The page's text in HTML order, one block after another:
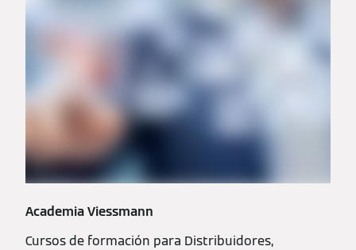
Academia Viessmann
Cursos de formación para Distribuidores,